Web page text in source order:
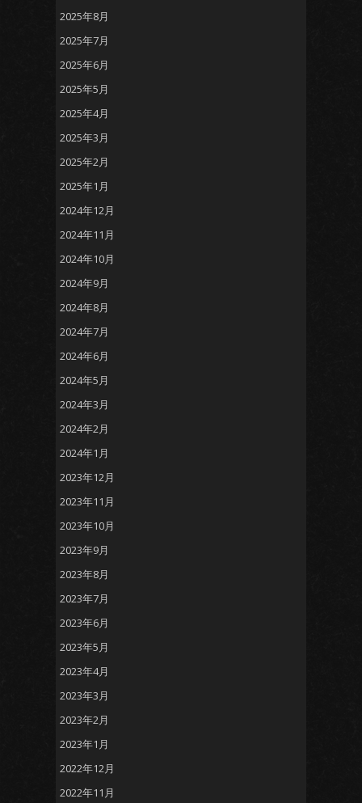
2025年8月
2025年7月
2025年6月
2025年5月
2025年4月
2025年3月
2025年2月
2025年1月
2024年12月
2024年11月
2024年10月
2024年9月
2024年8月
2024年7月
2024年6月
2024年5月
2024年3月
2024年2月
2024年1月
2023年12月
2023年11月
2023年10月
2023年9月
2023年8月
2023年7月
2023年6月
2023年5月
2023年4月
2023年3月
2023年2月
2023年1月
2022年12月
2022年11月